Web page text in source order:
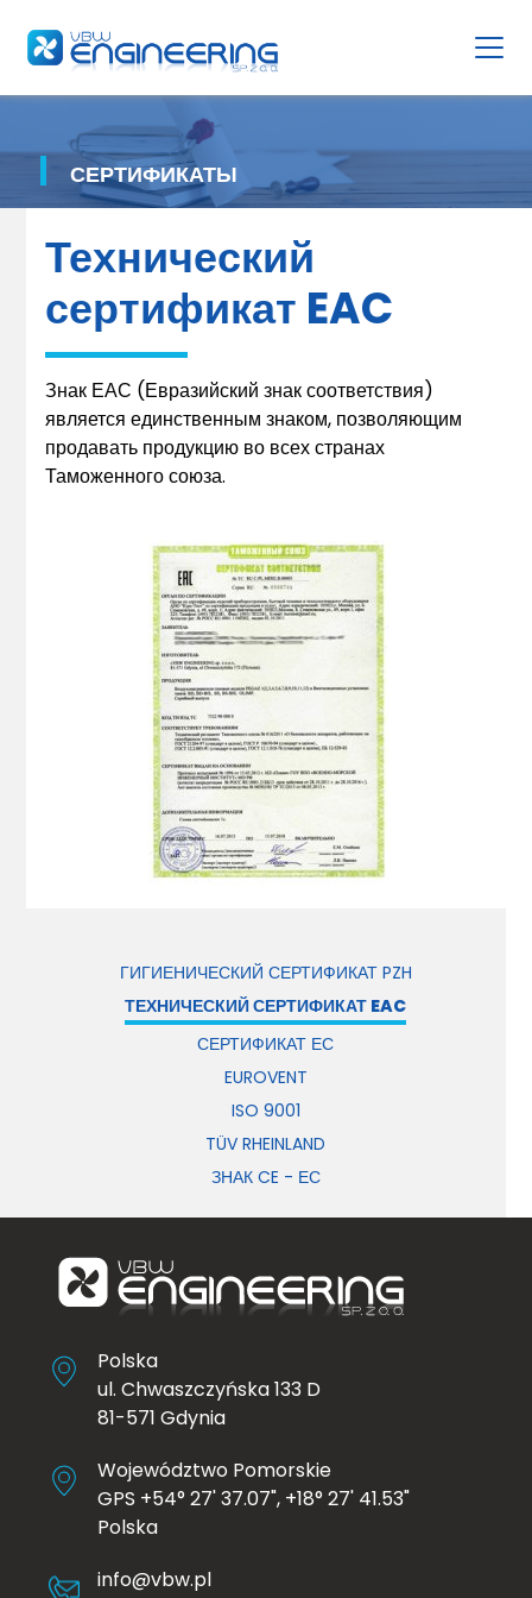
СЕРТИФИКАТЫ
ГИГИЕНИЧЕСКИЙ СЕРТИФИКАТ PZH
ТЕХНИЧЕСКИЙ СЕРТИФИКАТ EAC
СЕРТИФИКАТ ЕС
EUROVENT
ISO 9001
TÜV RHEINLAND
ЗНАК CE - ЕС
Технический
сертификат EAC
Знак ЕАС (Евразийский знак соответствия)
является единственным знаком, позволяющим
продавать продукцию во всех странах
Таможенного союза.
Polska
ul. Chwaszczyńska 133 D
81-571 Gdynia
Województwo Pomorskie
GPS +54° 27' 37.07", +18° 27' 41.53"
Polska
info@vbw.pl